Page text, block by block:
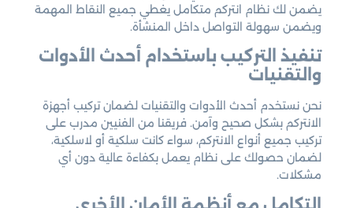
يضمن لك نظام انتركم متكامل يغطي جميع النقاط المهمة
ويضمن سهولة التواصل داخل المنشأة.
تنفيذ التركيب باستخدام أحدث الأدوات
والتقنيات
نحن نستخدم أحدث الأدوات والتقنيات لضمان تركيب أجهزة
الانتركم بشكل صحيح وآمن. فريقنا من الفنيين مدرب على
تركيب جميع أنواع الانتركم، سواء كانت سلكية أو لاسلكية،
لضمان حصولك على نظام يعمل بكفاءة عالية دون أي
مشكلات.